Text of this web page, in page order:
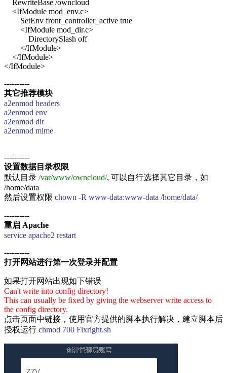
RewriteBase /owncloud
<IfModule mod_env.c>
SetEnv front_controller_active true
<IfModule mod_dir.c>
DirectorySlash off
</IfModule>
</IfModule>
</IfModule>
----------
其它推荐模块
a2enmod headers
a2enmod env
a2enmod dir
a2enmod mime
----------
设置数据目录权限
默认目录 /var/www/owncloud/, 可以自行选择其它目录，如
/home/data
然后设置权限 chown -R www-data:www-data /home/data/
----------
重启 Apache
service apache2 restart
----------
打开网站进行第一次登录并配置
如果打开网站出现如下错误
Can't write into config directory!
This can usually be fixed by giving the webserver write access to
the config directory.
点击页面中链接，使用官方提供的脚本执行解决，建立脚本后
授权运行 chmod 700 Fixright.sh